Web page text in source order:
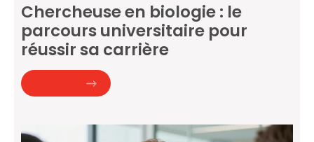
Chercheuse en biologie : le
parcours universitaire pour
réussir sa carrière